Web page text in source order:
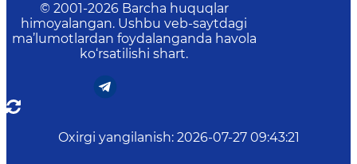
© 2001-2026 Barcha huquqlar
himoyalangan. Ushbu veb-saytdagi
ma’lumotlardan foydalanganda havola
ko‘rsatilishi shart.
Oxirgi yangilanish: 2026-07-27 09:43:21